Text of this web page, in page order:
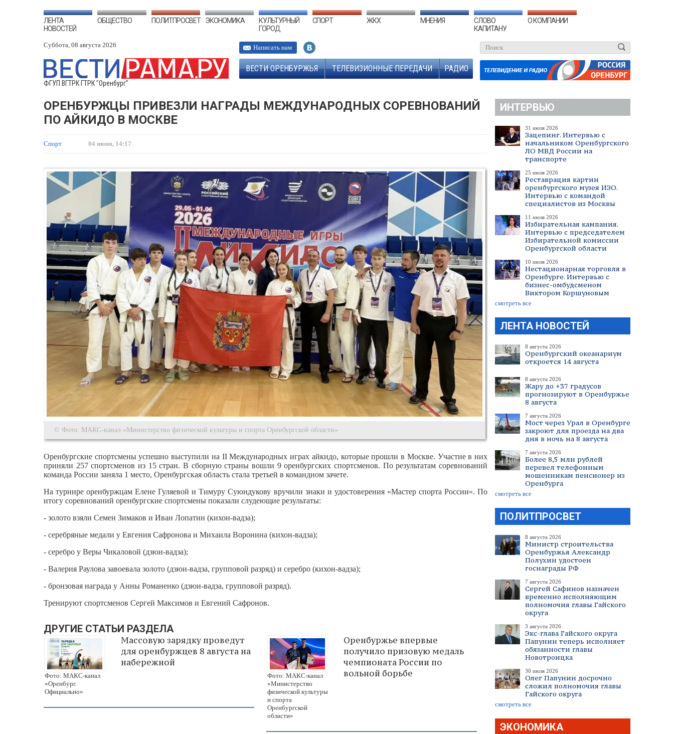
ЛЕНТА
НОВОСТЕЙ
ОБЩЕСТВО ПОЛИТПРОСВЕТ ЭКОНОМИКА
КУЛЬТУРНЫЙ
ГОРОД
СПОРТ ЖКХ МНЕНИЯ
СЛОВО
КАПИТАНУ
О КОМПАНИИ
Суббота, 08 августа 2026
ФГУП ВГТРК ГТРК "Оренбург"
Написать нам
ВЕСТИ ОРЕНБУРЖЬЯ ТЕЛЕВИЗИОННЫЕ ПЕРЕДАЧИ РАДИО
ИНТЕРВЬЮ
31 июля 2026
Зацепинг. Интервью с
начальником Оренбургского
ЛО МВД России на
транспорте
25 июля 2026
Реставрация картин
оренбургского музея ИЗО.
Интервью с командой
специалистов из Москвы
11 июля 2026
Избирательная кампания.
Интервью с председателем
Избирательной комиссии
Оренбургской области
10 июля 2026
Нестационарная торговля в
Оренбурге. Интервью с
бизнес-омбудсменом
Виктором Коршуновым
смотреть все
ЛЕНТА НОВОСТЕЙ
8 августа 2026
Оренбургский океанариум
откроется 14 августа
8 августа 2026
Жару до +37 градусов
прогнозируют в Оренбуржье
8 августа
7 августа 2026
Мост через Урал в Оренбурге
закроют для проезда на два
дня в ночь на 8 августа
7 августа 2026
Более 8,5 млн рублей
перевел телефонным
мошенникам пенсионер из
Оренбурга
смотреть все
ПОЛИТПРОСВЕТ
8 августа 2026
Министр строительства
Оренбуржья Александр
Полухин удостоен
госнаграды РФ
7 августа 2026
Сергей Сафинов назначен
временно исполняющим
полномочия главы Гайского
округа
3 августа 2026
Экс-глава Гайского округа
Папунин теперь исполняет
обязанности главы
Новотроицка
30 июля 2026
Олег Папунин досрочно
сложил полномочия главы
Гайского округа
смотреть все
ЭКОНОМИКА
ОРЕНБУРЖЦЫ ПРИВЕЗЛИ НАГРАДЫ МЕЖДУНАРОДНЫХ СОРЕВНОВАНИЙ
ПО АЙКИДО В МОСКВЕ
Спорт 04 июня, 14:17
© Фото: МАКС-канал «Министерство физической культуры и спорта Оренбургской области»
Оренбургские спортсмены успешно выступили на II Международных играх айкидо, которые прошли в Москве. Участие в них
приняли 257 спортсменов из 15 стран. В сборную страны вошли 9 оренбургских спортсменов. По результатам соревнований
команда России заняла 1 место, Оренбургская область стала третьей в командном зачете.
На турнире оренбуржцам Елене Гуляевой и Тимуру Суюндукову вручили знаки и удостоверения «Мастер спорта России». По
итогу соревнований оренбургские спортсмены показали слудеющие результаты:
- золото взяли Семен Зимаков и Иван Лопатин (кихон-вадза);
- серебряные медали у Евгения Сафронова и Михаила Воронина (кихон-вадза);
- серебро у Веры Чикаловой (дзюи-вадза);
- Валерия Раулова завоевала золото (дзюи-вадза, групповой разряд) и серебро (кихон-вадза);
- бронзовая награда у Анны Романенко (дзюи-вадза, групповой разряд).
Тренируют спортсменов Сергей Максимов и Евгений Сафронов.
ДРУГИЕ СТАТЬИ РАЗДЕЛА
Фото: МАКС-канал
«Оренбург.
Официально»
Массовую зарядку проведут
для оренбуржцев 8 августа на
набережной
Фото: МАКС-канал
«Министерство
физической культуры
и спорта
Оренбургской
области»
Оренбуржье впервые
получило призовую медаль
чемпионата России по
вольной борьбе